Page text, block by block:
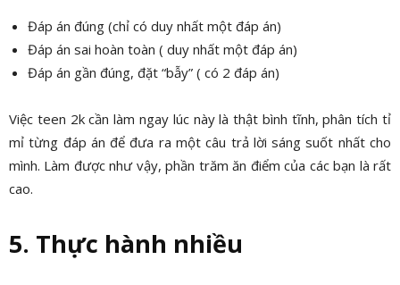
Đáp án đúng (chỉ có duy nhất một đáp án)
Đáp án sai hoàn toàn ( duy nhất một đáp án)
Đáp án gần đúng, đặt “bẫy” ( có 2 đáp án)
Việc teen 2k cần làm ngay lúc này là thật bình tĩnh, phân tích tỉ
mỉ từng đáp án để đưa ra một câu trả lời sáng suốt nhất cho
mình. Làm được như vậy, phần trăm ăn điểm của các bạn là rất
cao.
5. Thực hành nhiều